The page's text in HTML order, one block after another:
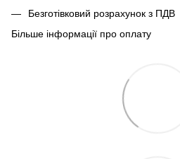
Безготівковий розрахунок з ПДВ
Більше інформації про оплату